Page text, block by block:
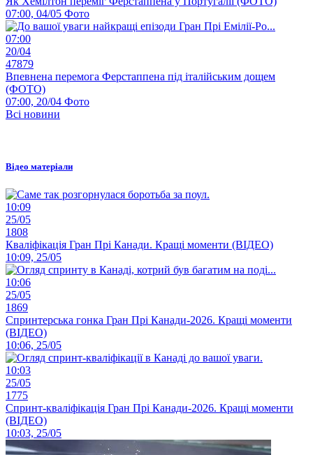
07:00, 04/05 Фото
07:00
20/04
47879
Впевнена перемога Ферстаппена під італійським дощем
(ФОТО)
07:00, 20/04 Фото
Всі новини
Відео матеріали
10:09
25/05
1808
Кваліфікація Гран Прі Канади. Кращі моменти (ВІДЕО)
10:09, 25/05
10:06
25/05
1869
Спринтерська гонка Гран Прі Канади-2026. Кращі моменти
(ВІДЕО)
10:06, 25/05
10:03
25/05
1775
Спринт-кваліфікація Гран Прі Канади-2026. Кращі моменти
(ВІДЕО)
10:03, 25/05